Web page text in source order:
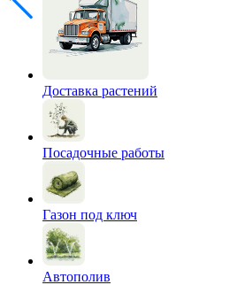
Доставка растений
Посадочные работы
Газон под ключ
Автополив